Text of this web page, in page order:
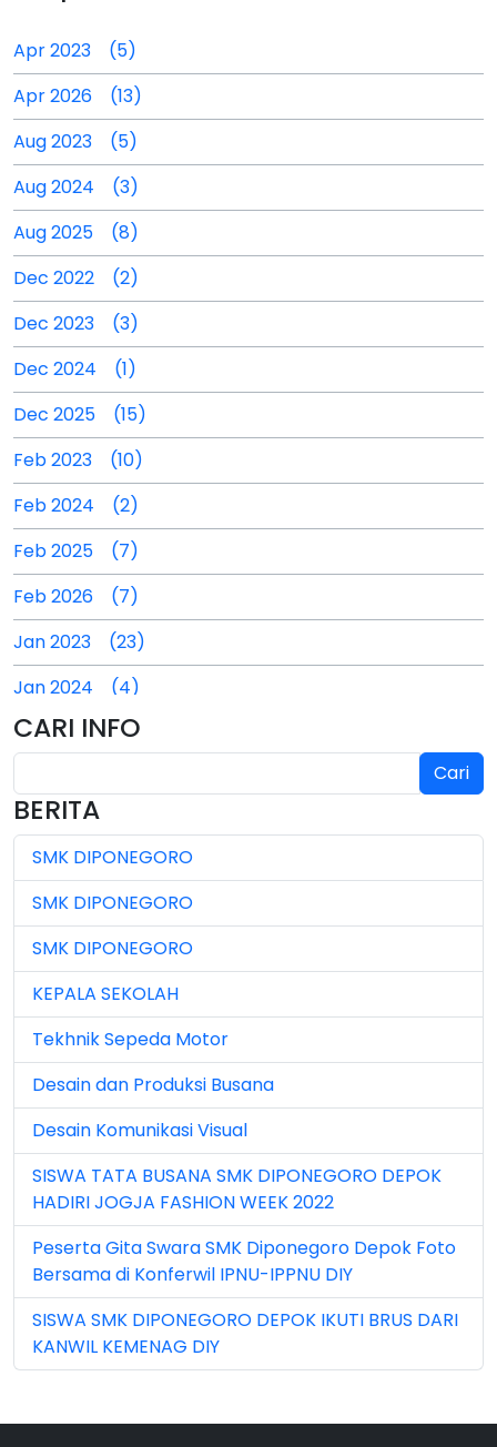
Apr 2023 (5)
Apr 2026 (13)
Aug 2023 (5)
Aug 2024 (3)
Aug 2025 (8)
Dec 2022 (2)
Dec 2023 (3)
Dec 2024 (1)
Dec 2025 (15)
Feb 2023 (10)
Feb 2024 (2)
Feb 2025 (7)
Feb 2026 (7)
Jan 2023 (23)
Jan 2024 (4)
Jan 2025 (4)
Jul 2025 (3)
Jul 2026 (4)
Jun 2023 (7)
Jun 2024 (3)
Jun 2025 (1)
Jun 2026 (5)
Mar 2023 (8)
Mar 2024 (1)
Mar 2026 (3)
May 2026 (16)
Nov 2022 (101)
Nov 2023 (5)
Nov 2025 (15)
CARI INFO
Cari
BERITA
SMK DIPONEGORO
SMK DIPONEGORO
SMK DIPONEGORO
KEPALA SEKOLAH
Tekhnik Sepeda Motor
Desain dan Produksi Busana
Desain Komunikasi Visual
SISWA TATA BUSANA SMK DIPONEGORO DEPOK
HADIRI JOGJA FASHION WEEK 2022
Peserta Gita Swara SMK Diponegoro Depok Foto
Bersama di Konferwil IPNU-IPPNU DIY
SISWA SMK DIPONEGORO DEPOK IKUTI BRUS DARI
KANWIL KEMENAG DIY